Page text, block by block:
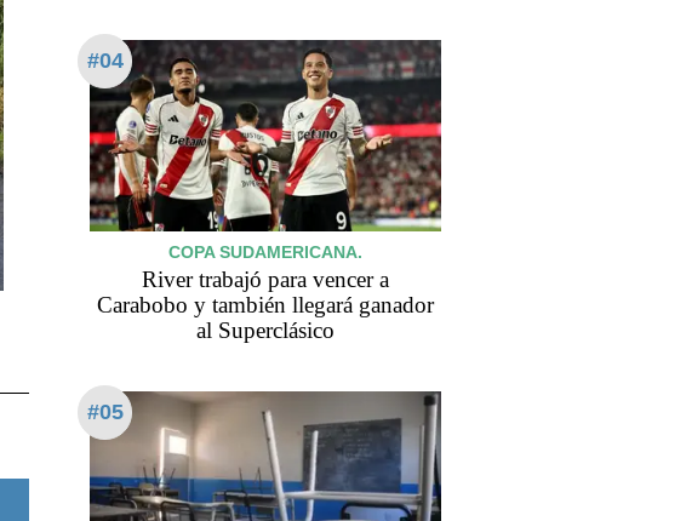
#04
COPA SUDAMERICANA.
River trabajó para vencer a
Carabobo y también llegará ganador
al Superclásico
#05